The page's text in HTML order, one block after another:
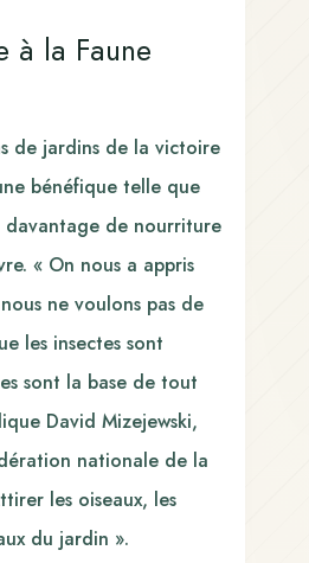
à la Faune
de jardins de la victoire
bénéfique telle que
davantage de nourriture
« On nous a appris
ne voulons pas de
les insectes sont
sont la base de tout
David Mizejewski,
nationale de la
les oiseaux, les
du jardin ».